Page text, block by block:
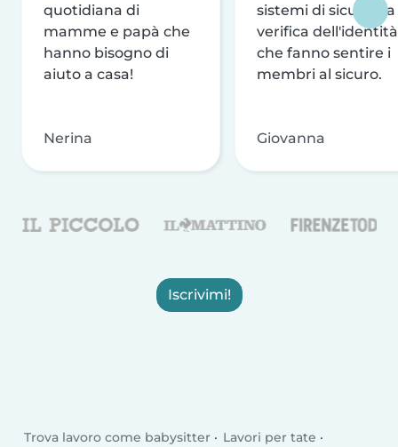
quotidiana di
mamme e papà che
hanno bisogno di
aiuto a casa!
Nerina
sistemi di sicurezza
verifica dell'identità
che fanno sentire i
membri al sicuro.
Giovanna
Iscrivimi!
Trova lavoro come babysitter
Lavori per tate